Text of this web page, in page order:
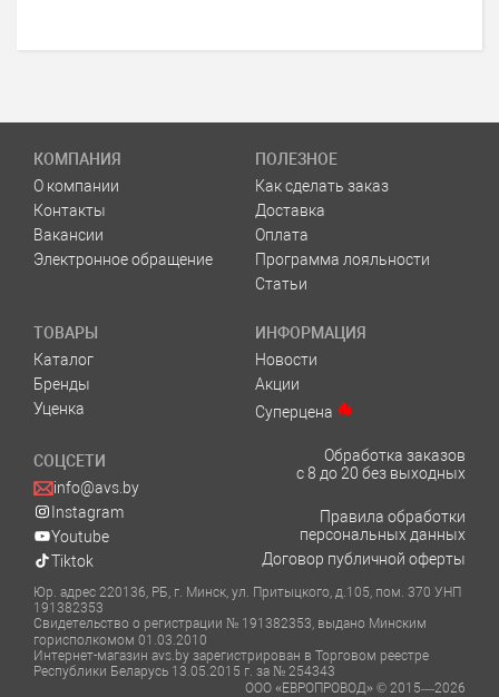
КОМПАНИЯ
О компании
Контакты
Вакансии
Электронное обращение
ПОЛЕЗНОЕ
Как сделать заказ
Доставка
Оплата
Программа лояльности
Статьи
ТОВАРЫ
Каталог
Бренды
Уценка
ИНФОРМАЦИЯ
Новости
Акции
Суперцена
СОЦСЕТИ
info@avs.by
Instagram
Youtube
Tiktok
Обработка заказов
с 8 до 20 без выходных
Правила обработки
персональных данных
Договор публичной оферты
Юр. адрес 220136, РБ, г. Минск, ул. Притыцкого, д.105, пом. 370 УНП
191382353
Свидетельство о регистрации № 191382353, выдано Минским
горисполкомом 01.03.2010
Интернет-магазин avs.by зарегистрирован в Торговом реестре
Республики Беларусь 13.05.2015 г. за № 254343
ООО «ЕВРОПРОВОД» © 2015—2026